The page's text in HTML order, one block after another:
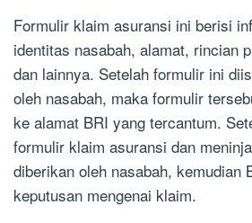
Formulir klaim asuransi ini berisi
identitas nasabah, alamat, rincian
dan lainnya. Setelah formulir ini
oleh nasabah, maka formulir
ke alamat BRI yang tercantum.
formulir klaim asuransi dan
diberikan oleh nasabah, kemudian
keputusan mengenai klaim.